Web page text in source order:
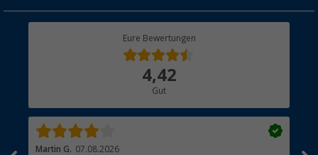
Rücksendung
Eure Bewertungen
4,42
Gut
Martin G. 07.08.2026